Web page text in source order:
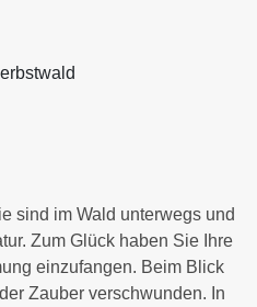
sind im Wald unterwegs und
Zum Glück haben Sie Ihre
einzufangen. Beim Blick
Zauber verschwunden. In